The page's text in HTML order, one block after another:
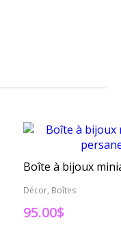
Décor, Boîtes
95.00$